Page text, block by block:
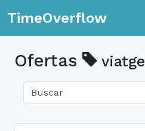
TimeOverflow
Ofertas viatge